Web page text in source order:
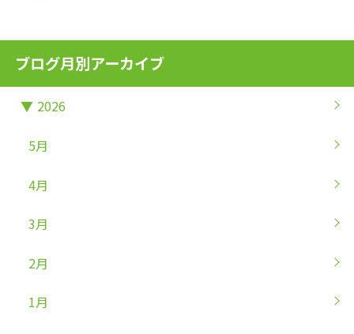
ブログ月別アーカイブ
▼ 2026
5月
4月
3月
2月
1月